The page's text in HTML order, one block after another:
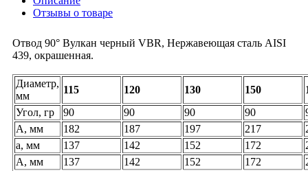
Отзывы о товаре
Отвод 90° Вулкан черный VBR, Нержавеющая сталь AISI
439, окрашенная.
Диаметр,
мм
115 120 130 150
Угол, гр
90 90 90 90
A, мм
182 187 197 217
a, мм
137 142 152 172
A, мм
137 142 152 172